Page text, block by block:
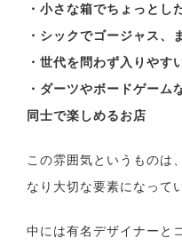
・小さな箱でちょっとし
・シックでゴージャス、
・世代を問わず入りやす
・ダーツやボードゲーム
同士で楽しめるお店
この雰囲気というものは
なり大切な要素になって
中には有名デザイナーと